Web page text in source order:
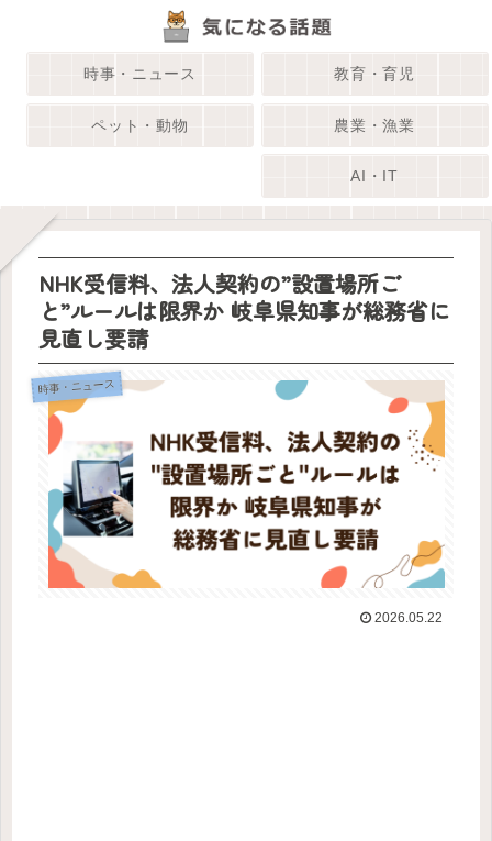
時事・ニュース 教育・育児
ペット・動物 農業・漁業
AI・IT
NHK受信料、法人契約の”設置場所ご
と”ルールは限界か 岐阜県知事が総務省に
見直し要請
時事・ニュース
2026.05.22